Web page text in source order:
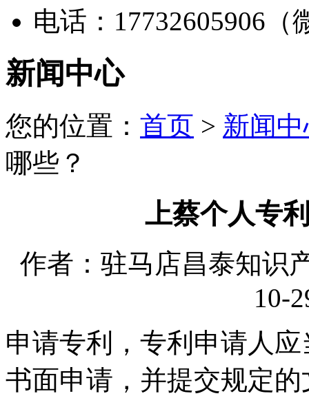
电话：17732605906（
新闻中心
您的位置： 首页 > 新闻
哪些？
上蔡个人专
作者：驻马店昌泰知识
10-
申请专利，专利申请人
书面申请，并提交规定